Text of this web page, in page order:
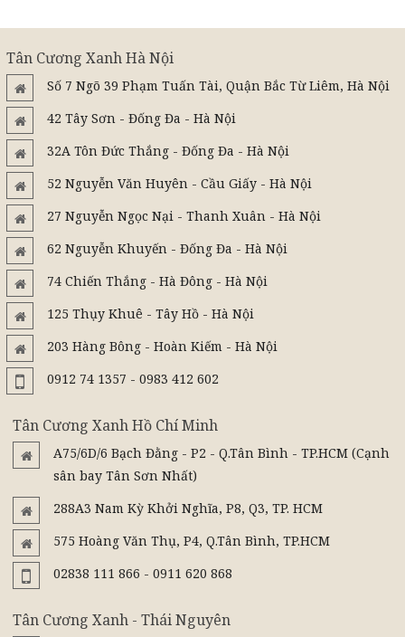
Tân Cương Xanh Hà Nội
Số 7 Ngõ 39 Phạm Tuấn Tài, Quận Bắc Từ Liêm, Hà Nội
42 Tây Sơn - Đống Đa - Hà Nội
32A Tôn Đức Thắng - Đống Đa - Hà Nội
52 Nguyễn Văn Huyên - Cầu Giấy - Hà Nội
27 Nguyễn Ngọc Nại - Thanh Xuân - Hà Nội
62 Nguyễn Khuyến - Đống Đa - Hà Nội
74 Chiến Thắng - Hà Đông - Hà Nội
125 Thụy Khuê - Tây Hồ - Hà Nội
203 Hàng Bông - Hoàn Kiếm - Hà Nội
0912 74 1357 - 0983 412 602
Tân Cương Xanh Hồ Chí Minh
A75/6D/6 Bạch Đằng - P2 - Q.Tân Bình - TP.HCM (Cạnh
sân bay Tân Sơn Nhất)
288A3 Nam Kỳ Khởi Nghĩa, P8, Q3, TP. HCM
575 Hoàng Văn Thụ, P4, Q.Tân Bình, TP.HCM
02838 111 866 - 0911 620 868
Tân Cương Xanh - Thái Nguyên